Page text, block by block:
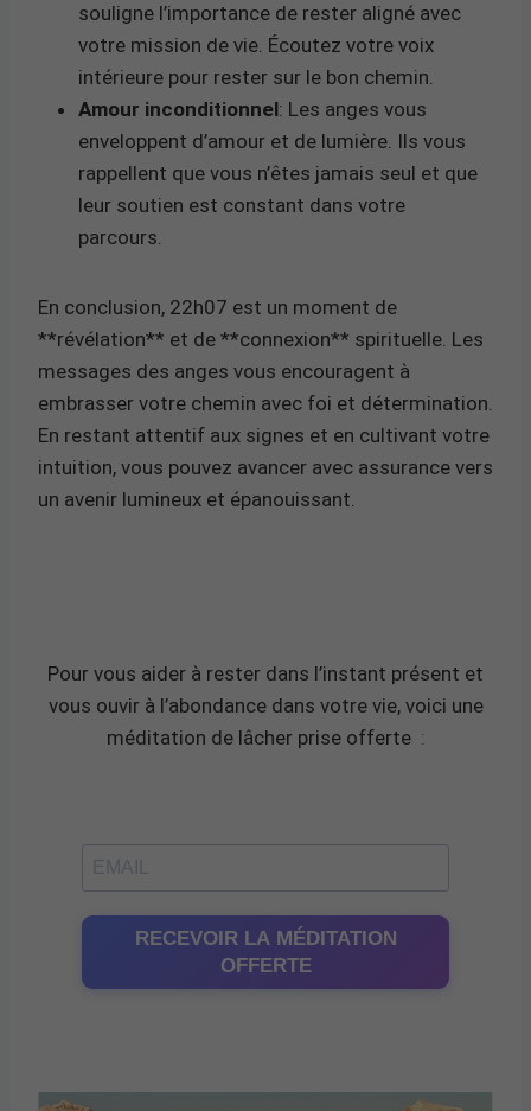
souligne l’importance de rester aligné avec
votre mission de vie. Écoutez votre voix
intérieure pour rester sur le bon chemin.
Amour inconditionnel: Les anges vous
enveloppent d’amour et de lumière. Ils vous
rappellent que vous n’êtes jamais seul et que
leur soutien est constant dans votre
parcours.
En conclusion, 22h07 est un moment de
**révélation** et de **connexion** spirituelle. Les
messages des anges vous encouragent à
embrasser votre chemin avec foi et détermination.
En restant attentif aux signes et en cultivant votre
intuition, vous pouvez avancer avec assurance vers
un avenir lumineux et épanouissant.
Pour vous aider à rester dans l’instant présent et
vous ouvir à l’abondance dans votre vie, voici une
méditation de lâcher prise offerte :
RECEVOIR LA MÉDITATION
OFFERTE